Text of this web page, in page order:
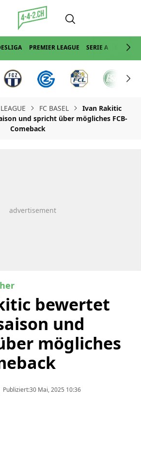
PREMIER LEAGUE SERIE A LA LIGA
FC BASEL
Ivan Rakitic
und spricht über mögliches FCB-
Comeback
bewertet
und
mögliches
Publiziert:30 Mai, 2025 10:36